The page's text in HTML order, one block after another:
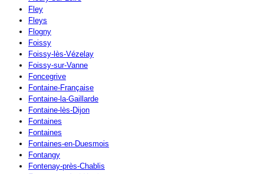
Fley
Fleys
Flogny
Foissy
Foissy-lès-Vézelay
Foissy-sur-Vanne
Foncegrive
Fontaine-Française
Fontaine-la-Gaillarde
Fontaine-lès-Dijon
Fontaines
Fontaines
Fontaines-en-Duesmois
Fontangy
Fontenay-près-Chablis